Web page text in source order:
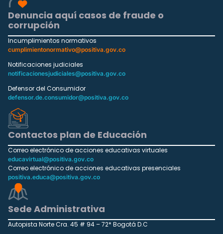
Denuncia aquí casos de fraude o
corrupción
Incumplimientos normativos
cumplimientonormativo@positiva.gov.co
Notificaciones judiciales
notificacionesjudiciales@positiva.gov.co
Defensor del Consumidor
defensor.de.consumidor@positiva.gov.co
Contactos plan de Educación
Correo electrónico de acciones educativas virtuales
educavirtual@positiva.gov.co
Correo electrónico de acciones educativas presenciales
positiva.educa@positiva.gov.co
Sede Administrativa
Autopista Norte Cra. 45 # 94 – 72* Bogotá D.C